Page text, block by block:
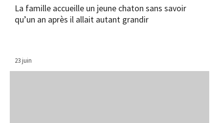
La famille accueille un jeune chaton sans savoir
qu’un an après il allait autant grandir
23 juin